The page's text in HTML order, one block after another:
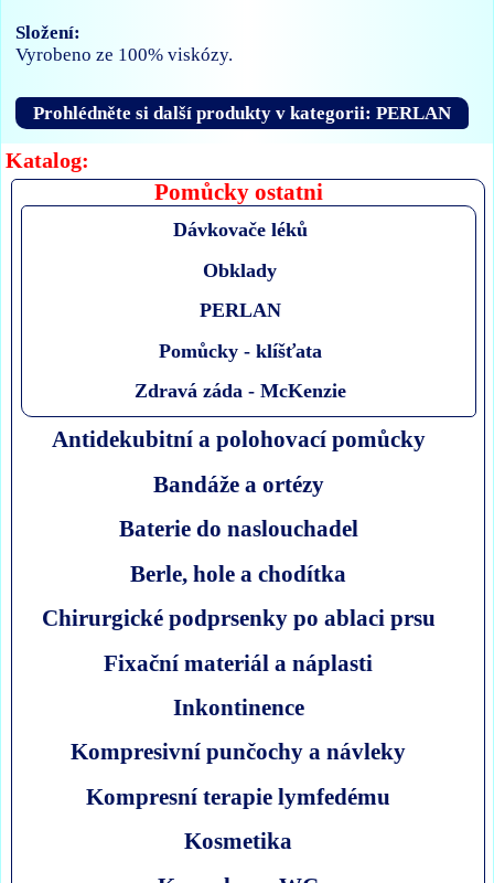
Katalog:
Pomůcky ostatni
Dávkovače léků
Obklady
PERLAN
Pomůcky - klíšťata
Zdravá záda - McKenzie
Antidekubitní a polohovací pomůcky
Bandáže a ortézy
Baterie do naslouchadel
Berle, hole a chodítka
Chirurgické podprsenky po ablaci prsu
Fixační materiál a náplasti
Inkontinence
Kompresivní punčochy a návleky
Kompresní terapie lymfedému
Kosmetika
Složení:
Vyrobeno ze 100% viskózy.
Prohlédněte si další produkty v kategorii: PERLAN